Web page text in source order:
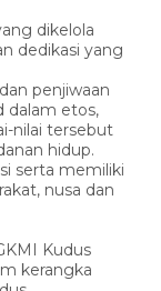
dikelola
dedikasi yang
penjiwaan
dalam etos,
nilai tersebut
hidup.
serta memiliki
nusa dan
Kudus
kerangka